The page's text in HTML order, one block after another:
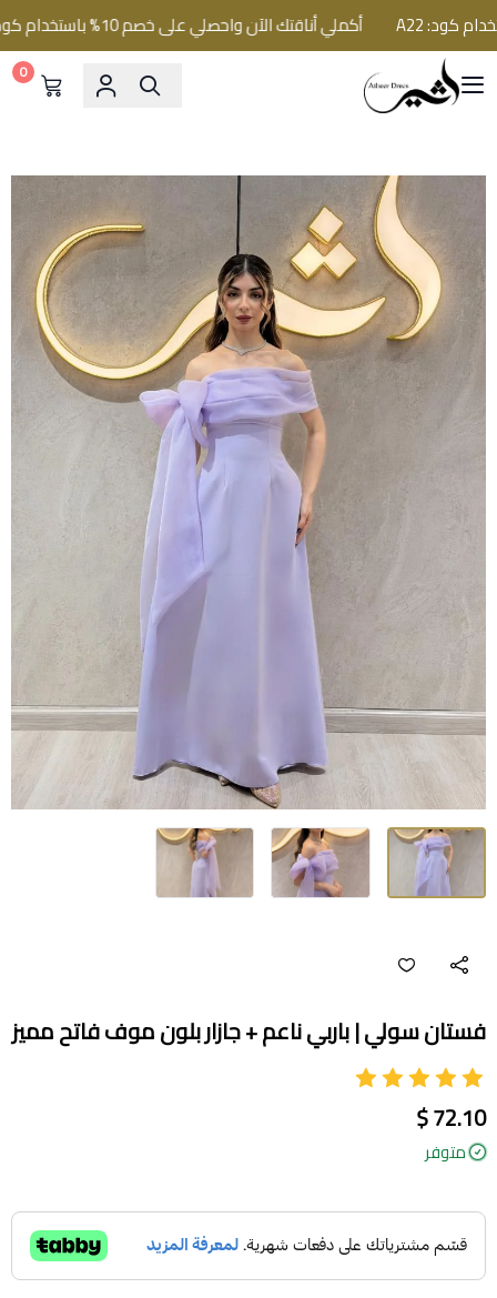
أكملي أناقتك الآن واحصلي على خصم 10% باستخدام كود: A22
فساتين اثير
0
فستان سولي | باربي ناعم + جازار بلون موف فاتح مميز
72.10 $
متوفر